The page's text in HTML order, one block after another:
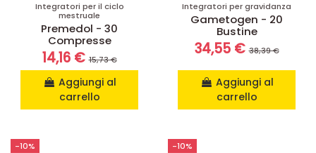
Integratori per il ciclo
mestruale
Premedol - 30
Compresse
14,16 €15,73 €
Aggiungi al
carrello
Integratori per gravidanza
Gametogen - 20
Bustine
34,55 €38,39 €
Aggiungi al
carrello
-10% -10%